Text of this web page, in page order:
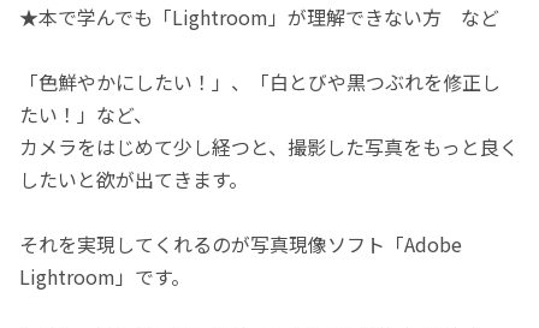
★本で学んでも「Lightroom」が理解できない方 など
「色鮮やかにしたい！」、「白とびや黒つぶれを修正し
たい！」など、
カメラをはじめて少し経つと、撮影した写真をもっと良く
したいと欲が出てきます。
それを実現してくれるのが写真現像ソフト「Adobe
Lightroom」です。